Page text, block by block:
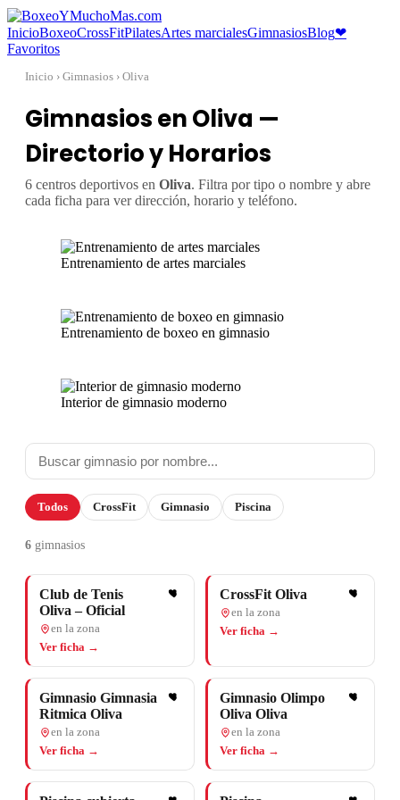
InicioBoxeoCrossFitPilatesArtes marcialesGimnasiosBlog❤
Favoritos
Inicio › Gimnasios › Oliva
Gimnasios en Oliva —
Directorio y Horarios
6 centros deportivos en Oliva. Filtra por tipo o nombre y abre
cada ficha para ver dirección, horario y teléfono.
Entrenamiento de artes marciales
Entrenamiento de boxeo en gimnasio
Interior de gimnasio moderno
Todos CrossFit Gimnasio Piscina
6 gimnasios
Club de Tenis
Oliva – Oficial
en la zona
Ver ficha →
CrossFit Oliva
en la zona
Ver ficha →
Gimnasio Gimnasia
Ritmica Oliva
en la zona
Ver ficha →
Gimnasio Olimpo
Oliva Oliva
en la zona
Ver ficha →